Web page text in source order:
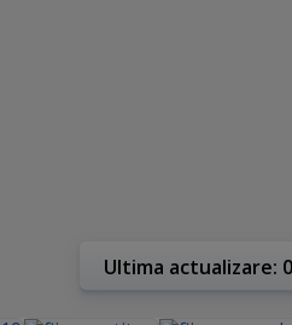
Ultima actualizare: